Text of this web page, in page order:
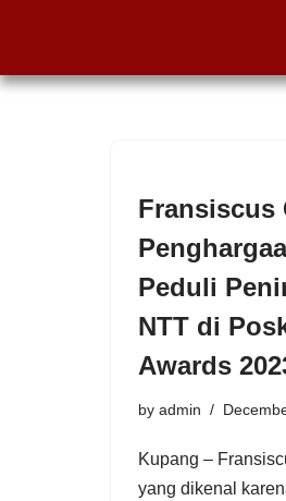
to
Fransiscus
Peduli
NTT di
Awards
by admin
Kupang –
yang dikenal